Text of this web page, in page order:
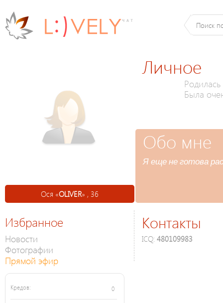
Ося «OLIVER» , 36
Личное
Была
Обо мне
Я еще не готова
Избранное
Новости
Фотографии
Прямой эфир
Кредов: 0
Контакты
ICQ: 480109983